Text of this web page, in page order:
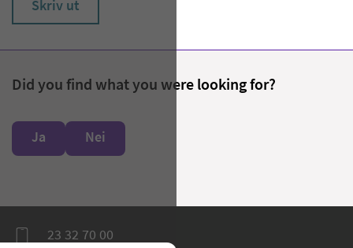
Skriv ut
Did you find what you were looking for?
Ja Nei